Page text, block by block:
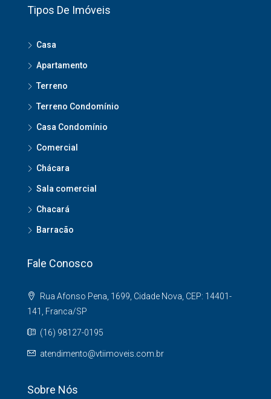
Tipos De Imóveis
Casa
Apartamento
Terreno
Terreno Condomínio
Casa Condomínio
Comercial
Chácara
Sala comercial
Chacará
Barracão
Fale Conosco
Rua Afonso Pena, 1699, Cidade Nova, CEP: 14401-
141, Franca/SP
(16) 98127-0195
atendimento@vtiimoveis.com.br
Sobre Nós